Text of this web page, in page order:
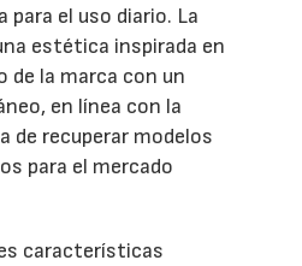
para el uso diario. La
estética inspirada en
de la marca con un
en línea con la
de recuperar modelos
para el mercado
características